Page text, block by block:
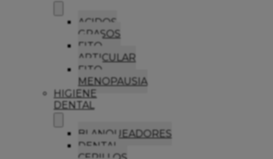
ACIDOS
GRASOS
FITO
ARTICULAR
FITO
MENOPAUSIA
HIGIENE
DENTAL
BLANQUEADORES
DENTAL